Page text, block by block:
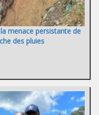
menace persistante de
des pluies